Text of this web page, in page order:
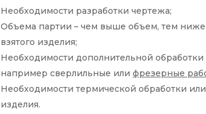
Необходимости разработки чертежа;
Объема партии – чем выше объем, тем
взятого изделия;
Необходимости дополнительной обработки
например сверлильные илифрезерные
Необходимости термической обработки
изделия.